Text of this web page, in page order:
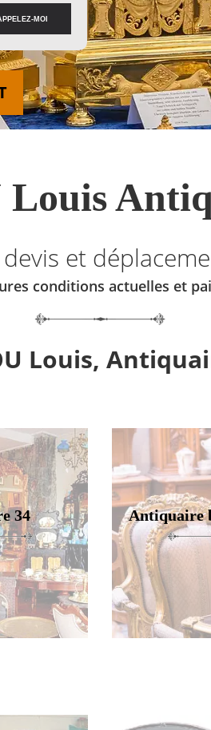
et
conditions actuelles et
Louis,
34 Antiquaire